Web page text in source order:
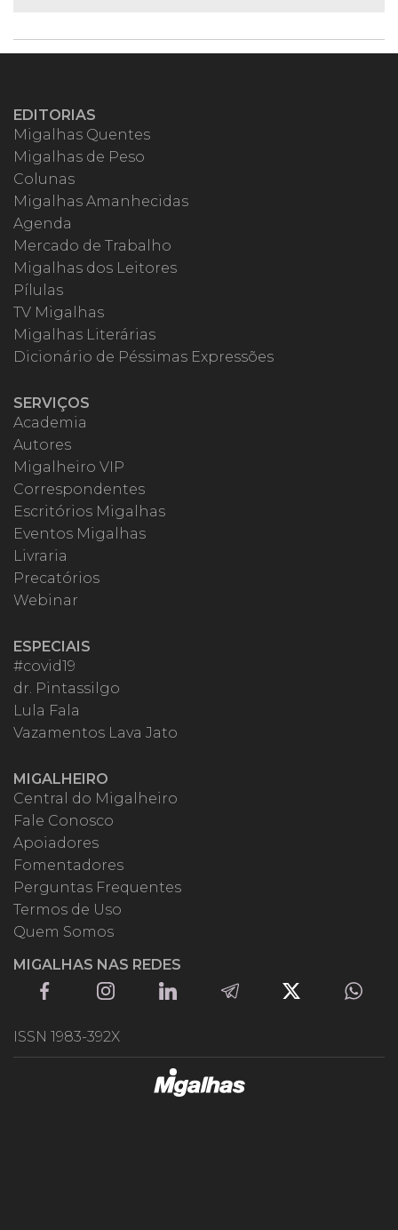
EDITORIAS
Migalhas Quentes
Migalhas de Peso
Colunas
Migalhas Amanhecidas
Agenda
Mercado de Trabalho
Migalhas dos Leitores
Pílulas
TV Migalhas
Migalhas Literárias
Dicionário de Péssimas Expressões
SERVIÇOS
Academia
Autores
Migalheiro VIP
Correspondentes
Escritórios Migalhas
Eventos Migalhas
Livraria
Precatórios
Webinar
ESPECIAIS
#covid19
dr. Pintassilgo
Lula Fala
Vazamentos Lava Jato
MIGALHEIRO
Central do Migalheiro
Fale Conosco
Apoiadores
Fomentadores
Perguntas Frequentes
Termos de Uso
Quem Somos
MIGALHAS NAS REDES
ISSN 1983-392X